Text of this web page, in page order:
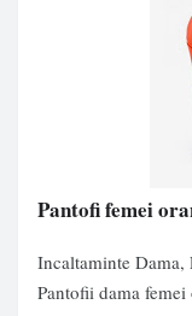
Pantofi femei
Incaltaminte Dama,
Pantofii dama